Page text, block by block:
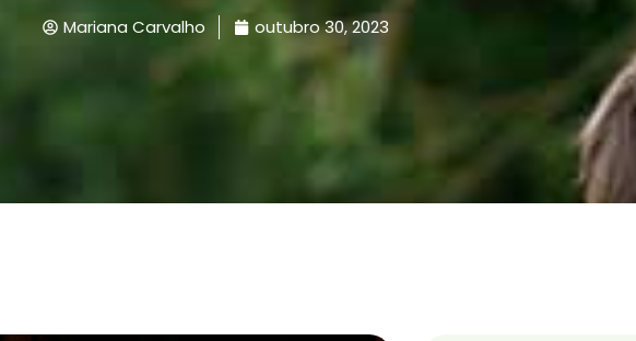
Mariana Carvalho outubro 30, 2023